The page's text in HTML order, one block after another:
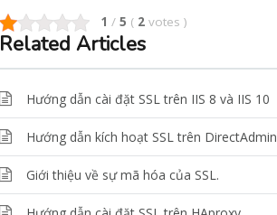
1 / 5 ( 2 votes )
Related Articles
Hướng dẫn cài đặt SSL trên IIS 8 và IIS 10
Hướng dẫn kích hoạt SSL trên DirectAdmin
Giới thiệu về sự mã hóa của SSL.